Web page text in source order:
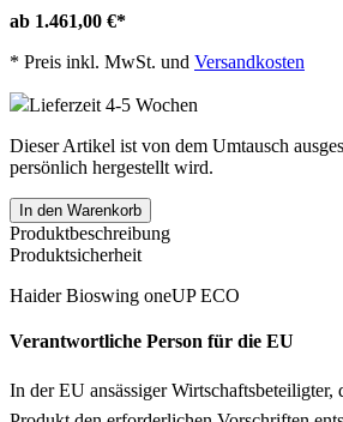
ab 1.461,00 €*
* Preis inkl. MwSt. und Versandkosten
Lieferzeit 4-5 Wochen
Dieser Artikel ist von dem Umtausch
persönlich hergestellt wird.
In den Warenkorb
Produktbeschreibung
Produktsicherheit
Haider Bioswing oneUP ECO
Verantwortliche Person für die EU
In der EU ansässiger Wirtschaftsbeteiligter,